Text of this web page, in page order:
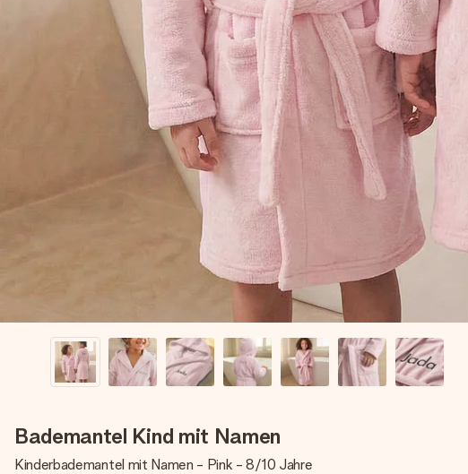
Bademantel Kind mit Namen
Kinderbademantel mit Namen - Pink - 8/10 Jahre